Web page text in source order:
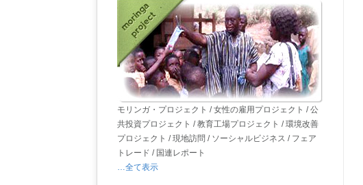
モリンガ・プロジェクト / 女性の雇用プロジェクト / 公
共投資プロジェクト / 教育工場プロジェクト / 環境改善
プロジェクト / 現地訪問 / ソーシャルビジネス / フェア
トレード / 国連レポート
…全て表示